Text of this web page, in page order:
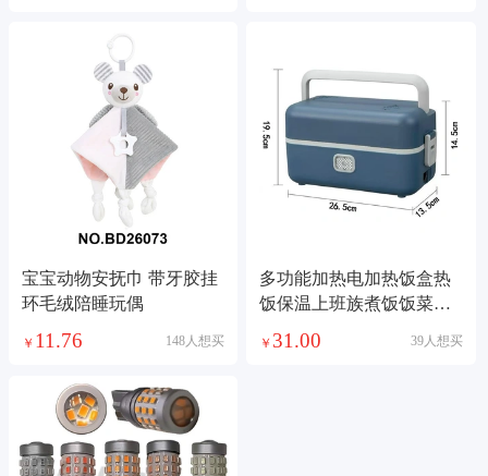
宝宝动物安抚巾 带牙胶挂
环毛绒陪睡玩偶
￥ 11.76 148人想买
多功能加热电加热饭盒热
饭保温上班族煮饭饭菜电
饭盒自热饭盒不锈钢餐具
￥ 31.00 39人想买